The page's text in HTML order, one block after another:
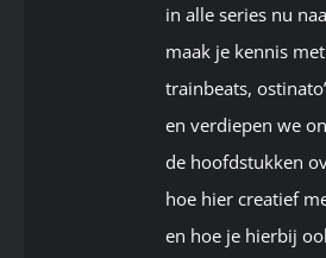
in alle series nu
maak je kennis
trainbeats,
en verdiepen we
de hoofdstukken
hoe hier creatief
en hoe je hierbij